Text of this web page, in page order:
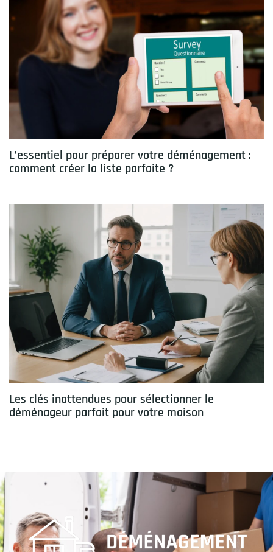
L’essentiel pour préparer votre déménagement :
comment créer la liste parfaite ?
Les clés inattendues pour sélectionner le
déménageur parfait pour votre maison